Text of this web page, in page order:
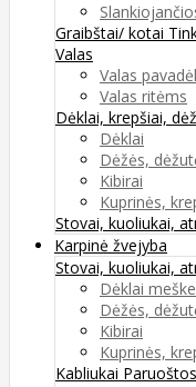
Graibštai/ kotai
Valas
Valas
Valas ritėms
Dėklai, krepšiai,
Dėklai
Dėžės,
Kibirai
Kuprinės,
Stovai, kuoliukai,
Karpinė žvejyba
Stovai, kuoliukai,
Dėklai
Dėžės,
Kibirai
Kuprinės,
Kabliukai